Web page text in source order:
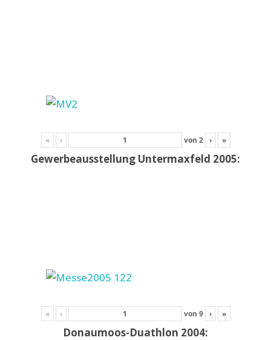
« ‹ von 2 › »
Gewerbeausstellung Untermaxfeld 2005:
« ‹ von 9 › »
Donaumoos-Duathlon 2004: